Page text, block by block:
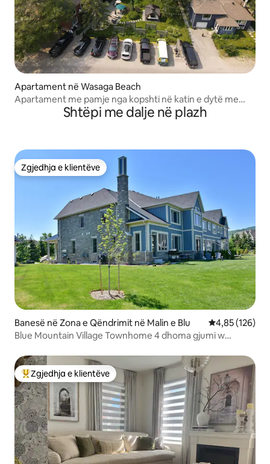
Apartament në Wasaga Beach
Apartament me pamje nga kopshti në katin e dytë me
hapësirë të bollshmeShtëpi me dalje në plazh
Zgjedhja e klientëve
Zgjedhja e klientëve
Banesë në Zona e Qëndrimit në Malin e Blu Vlerësimi
4,85 (126)
Blue Mountain Village Townhome 4 dhoma gjumi w
Më të mirat e zgjedhjeve të klientëve
Zgjedhja e klientëve